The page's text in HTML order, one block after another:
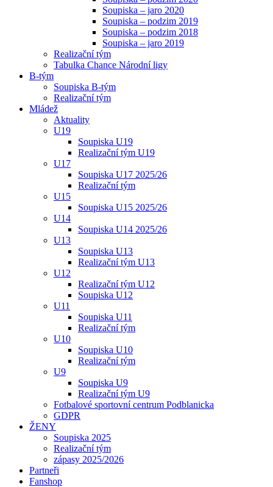
Soupiska – jaro 2020
Soupiska – podzim 2019
Soupiska – podzim 2018
Soupiska – jaro 2019
Realizační tým
Tabulka Chance Národní ligy
B-tým
Soupiska B-tým
Realizační tým
Mládež
Aktuality
U19
Soupiska U19
Realizační tým U19
U17
Soupiska U17 2025/26
Realizační tým
U15
Soupiska U15 2025/26
U14
Soupiska U14 2025/26
U13
Soupiska U13
Realizační tým U13
U12
Realizační tým U12
Soupiska U12
U11
Soupiska U11
Realizační tým
U10
Soupiska U10
Realizační tým
U9
Soupiska U9
Realizační tým U9
Fotbalové sportovní centrum Podblanicka
GDPR
ŽENY
Soupiska 2025
Realizační tým
zápasy 2025/2026
Partneři
Fanshop